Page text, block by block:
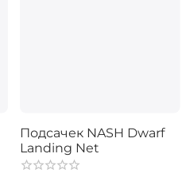
Подсачек NASH Dwarf
Landing Net